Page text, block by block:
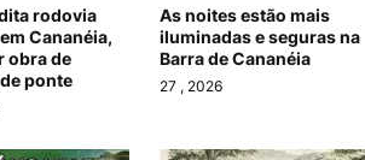
rodovia
Cananéia,
obra de
ponte
As noites estão mais
iluminadas e seguras na
Barra de Cananéia
27 , 2026